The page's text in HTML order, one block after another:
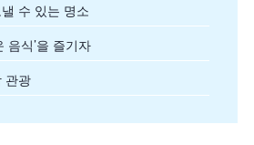
수 있는 명소
음식’을 즐기자
관광